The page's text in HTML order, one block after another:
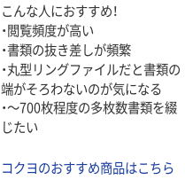
こんな人におすすめ！
・閲覧頻度が高い
・書類の抜き差しが頻繁
・丸型リングファイルだと書類の
端がそろわないのが気になる
・～700枚程度の多枚数書類を綴
じたい
コクヨのおすすめ商品はこちら